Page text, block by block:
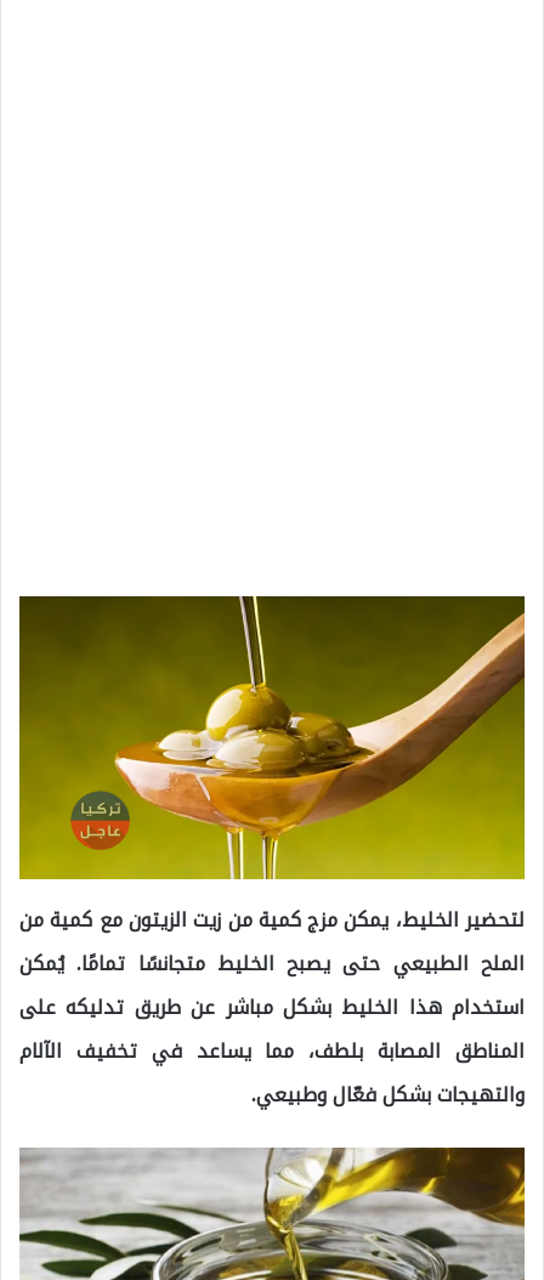
لتحضير الخليط، يمكن مزج كمية من زيت الزيتون مع كمية من
الملح الطبيعي حتى يصبح الخليط متجانسًا تمامًا. يُمكن
استخدام هذا الخليط بشكل مباشر عن طريق تدليكه على
المناطق المصابة بلطف، مما يساعد في تخفيف الآلام
والتهيجات بشكل فعّال وطبيعي.